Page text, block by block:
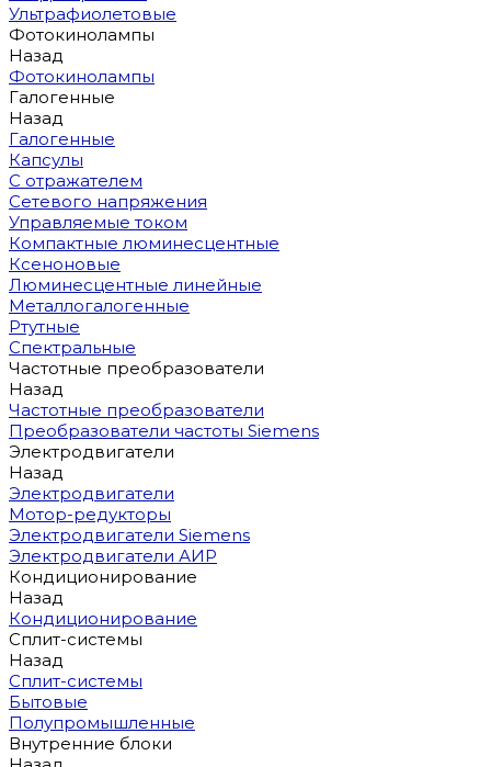
Ультрафиолетовые
Фотокинолампы
Назад
Фотокинолампы
Галогенные
Назад
Галогенные
Капсулы
С отражателем
Сетевого напряжения
Управляемые током
Компактные люминесцентные
Ксеноновые
Люминесцентные линейные
Металлогалогенные
Ртутные
Спектральные
Частотные преобразователи
Назад
Частотные преобразователи
Преобразователи частоты Siemens
Электродвигатели
Назад
Электродвигатели
Мотор-редукторы
Электродвигатели Siemens
Электродвигатели АИР
Кондиционирование
Назад
Кондиционирование
Сплит-системы
Назад
Сплит-системы
Бытовые
Полупромышленные
Внутренние блоки